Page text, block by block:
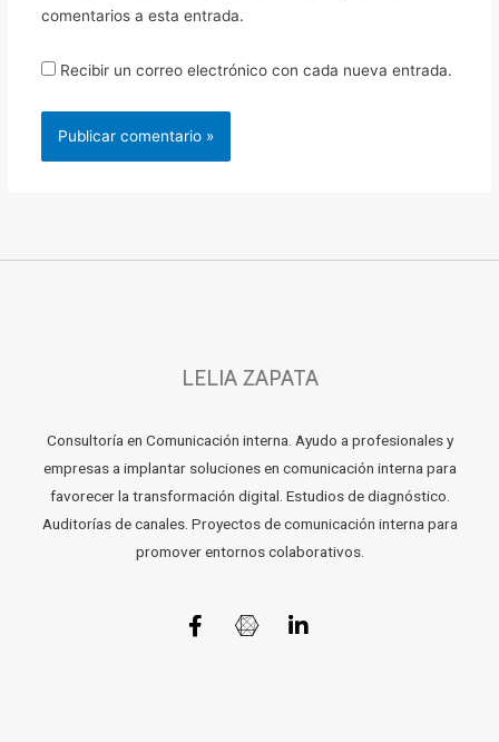
comentarios a esta entrada.
Recibir un correo electrónico con cada nueva entrada.
LELIA ZAPATA
Consultoría en Comunicación interna. Ayudo a profesionales y
empresas a implantar soluciones en comunicación interna para
favorecer la transformación digital. Estudios de diagnóstico.
Auditorías de canales. Proyectos de comunicación interna para
promover entornos colaborativos.